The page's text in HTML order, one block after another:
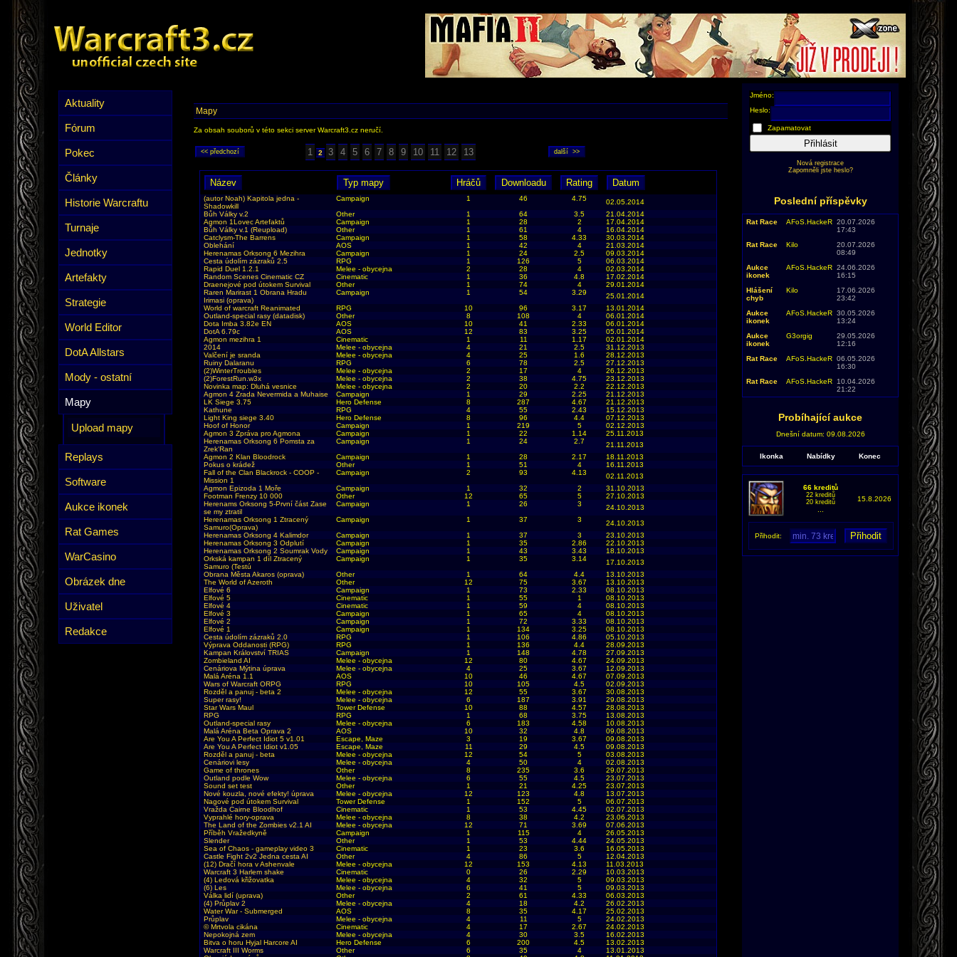
Aktuality
Fórum
Pokec
Články
Historie Warcraftu
Turnaje
Jednotky
Artefakty
Strategie
World Editor
DotA Allstars
Mody - ostatní
Mapy
Upload mapy
Replays
Software
Aukce ikonek
Rat Games
WarCasino
Obrázek dne
Uživatel
Redakce
Mapy
Za obsah souborů v této sekci server Warcraft3.cz neručí.
1 2 3 4 5 6 7 8 9 10 11 12 13
(autor Noah) Kapitola jedna -
Shadowkill
Campaign 1 46 4.75
02.05.2014
Bůh Války v.2
Other 1 64 3.5
21.04.2014
Agmon 1Lovec Artefaktů
Campaign 1 28 2
17.04.2014
Bůh Války v.1 (Reupload)
Other 1 61 4
16.04.2014
Catclysm-The Barrens
Campaign 1 58 4.33
30.03.2014
Oblehání
AOS 1 42 4
21.03.2014
Herenamas Orksong 6 Mezihra
Campaign 1 24 2.5
09.03.2014
Cesta údolím zázraků 2.5
RPG 1 126 5
06.03.2014
Rapid Duel 1.2.1
Melee - obycejna 2 28 4
02.03.2014
Random Scenes Cinematic CZ
Cinematic 1 36 4.8
17.02.2014
Draenejové pod útokem Survival
Other 1 74 4
29.01.2014
Raren Marirast 1 Obrana Hradu
Irimasi (oprava)
Campaign 1 54 3.29
25.01.2014
World of warcraft Reanimated
RPG 10 96 3.17
13.01.2014
Outland-special rasy (datadisk)
Other 8 108 4
06.01.2014
Dota Imba 3.82e EN
AOS 10 41 2.33
06.01.2014
DotA 6.79c
AOS 12 83 3.25
05.01.2014
Agmon mezihra 1
Cinematic 1 11 1.17
02.01.2014
2014
Melee - obycejna 4 21 2.5
31.12.2013
Valčení je sranda
Melee - obycejna 4 25 1.6
28.12.2013
Ruiny Dalaranu
RPG 6 78 2.5
27.12.2013
(2)WinterTroubles
Melee - obycejna 2 17 4
26.12.2013
(2)ForestRun.w3x
Melee - obycejna 2 38 4.75
23.12.2013
Novinka map: Dluhá vesnice
Melee - obycejna 2 20 2.2
22.12.2013
Agmon 4 Zrada Nevermida a Muhaise
Campaign 1 29 2.25
21.12.2013
LK Siege 3.75
Hero Defense 8 287 4.67
21.12.2013
Kathune
RPG 4 55 2.43
15.12.2013
Light King siege 3.40
Hero Defense 8 96 4.4
07.12.2013
Hoof of Honor
Campaign 1 219 5
02.12.2013
Agmon 3 Zpráva pro Agmona
Campaign 1 22 1.14
25.11.2013
Herenamas Orksong 6 Pomsta za
Zrek'Ran
Campaign 1 24 2.7
21.11.2013
Agmon 2 Klan Bloodrock
Campaign 1 28 2.17
18.11.2013
Pokus o krádež
Other 1 51 4
16.11.2013
Fall of the Clan Blackrock - COOP -
Mission 1
Campaign 2 93 4.13
02.11.2013
Agmon Epizoda 1 Moře
Campaign 1 32 2
31.10.2013
Footman Frenzy 10 000
Other 12 65 5
27.10.2013
Herenams Orksong 5-První část Zase
se my ztratil
Campaign 1 26 3
24.10.2013
Herenamas Orksong 1 Ztracený
Samuro(Oprava)
Campaign 1 37 3
24.10.2013
Herenamas Orksong 4 Kalimdor
Campaign 1 37 3
23.10.2013
Herenamas Orksong 3 Odplutí
Campaign 1 35 2.86
22.10.2013
Herenamas Orksong 2 Soumrak Vody
Campaign 1 43 3.43
18.10.2013
Orkská kampan 1 díl Ztracený
Samuro (Testú
Campaign 1 35 3.14
17.10.2013
Obrana Města Akaros (oprava)
Other 1 64 4.4
13.10.2013
The World of Azeroth
Other 12 75 3.67
13.10.2013
Elfové 6
Campaign 1 73 2.33
08.10.2013
Elfové 5
Cinematic 1 55 1
08.10.2013
Elfové 4
Cinematic 1 59 4
08.10.2013
Elfové 3
Campaign 1 65 4
08.10.2013
Elfové 2
Campaign 1 72 3.33
08.10.2013
Elfové 1
Campaign 1 134 3.25
08.10.2013
Cesta údolím zázraků 2.0
RPG 1 106 4.86
05.10.2013
Výprava Oddanosti (RPG)
RPG 1 136 4.4
28.09.2013
Kampan Království TRIAS
Campaign 1 148 4.78
27.09.2013
Zombieland AI
Melee - obycejna 12 80 4.67
24.09.2013
Cenáriova Mýtina úprava
Melee - obycejna 4 25 3.67
12.09.2013
Malá Aréna 1.1
AOS 10 46 4.67
07.09.2013
Wars of Warcraft ORPG
RPG 10 105 4.5
02.09.2013
Rozděl a panuj - beta 2
Melee - obycejna 12 55 3.67
30.08.2013
Super rasy!
Melee - obycejna 6 187 3.91
29.08.2013
Star Wars Maul
Tower Defense 10 88 4.57
28.08.2013
RPG
RPG 1 68 3.75
13.08.2013
Outland-special rasy
Melee - obycejna 6 183 4.58
10.08.2013
Malá Aréna Beta Oprava 2
AOS 10 32 4.8
09.08.2013
Are You A Perfect Idiot 5 v1.01
Escape, Maze 3 19 3.67
09.08.2013
Are You A Perfect Idiot v1.05
Escape, Maze 11 29 4.5
09.08.2013
Rozděl a panuj - beta
Melee - obycejna 12 54 5
03.08.2013
Cenáriovi lesy
Melee - obycejna 4 50 4
02.08.2013
Game of thrones
Other 8 235 3.6
29.07.2013
Outland podle Wow
Melee - obycejna 6 55 4.5
23.07.2013
Sound set test
Other 1 21 4.25
23.07.2013
Nové kouzla, nové efekty! úprava
Melee - obycejna 12 123 4.8
13.07.2013
Nagové pod útokem Survival
Tower Defense 1 152 5
06.07.2013
Vražda Cairne Bloodhof
Cinematic 1 53 4.45
02.07.2013
Vyprahlé hory-oprava
Melee - obycejna 8 38 4.2
23.06.2013
The Land of the Zombies v2.1 AI
Melee - obycejna 12 71 3.69
07.06.2013
Příběh Vražedkyně
Campaign 1 115 4
26.05.2013
Slender
Other 1 53 4.44
24.05.2013
Sea of Chaos - gameplay video 3
Cinematic 1 23 3.6
16.05.2013
Castle Fight 2v2 Jedna cesta AI
Other 4 86 5
12.04.2013
(12) Dračí hora v Ashenvale
Melee - obycejna 12 153 4.13
11.03.2013
Warcraft 3 Harlem shake
Cinematic 0 26 2.29
10.03.2013
(4) Ledová křižovatka
Melee - obycejna 4 32 5
09.03.2013
(6) Les
Melee - obycejna 6 41 5
09.03.2013
Válka lidí (uprava)
Other 2 61 4.33
06.03.2013
(4) Průplav 2
Melee - obycejna 4 18 4.2
26.02.2013
Water War - Submerged
AOS 8 35 4.17
25.02.2013
Průplav
Melee - obycejna 4 11 5
24.02.2013
© Mrtvola cikána
Cinematic 4 17 2.67
24.02.2013
Nepokojná zem
Melee - obycejna 4 30 3.5
16.02.2013
Bitva o horu Hyjal Harcore AI
Hero Defense 6 200 4.5
13.02.2013
Warcraft III Worms
Other 6 35 4
13.01.2013
Jméno:
Heslo:
Zapamatovat
Přihlásit
Nová registrace
Zapomněli jste heslo?
Poslední příspěvky
Rat Race AFoS.HackeR 20.07.2026
17:43
Rat Race
Kilo
20.07.2026
08:49
Aukce
ikonek
AFoS.HackeR 24.06.2026
16:15
Hlášení
chyb
Kilo
17.06.2026
23:42
Aukce
ikonek
AFoS.HackeR 30.05.2026
13:24
Aukce
ikonek
G3orgig
29.05.2026
12:16
Rat Race
AFoS.HackeR 06.05.2026
16:30
Rat Race
AFoS.HackeR
10.04.2026
21:22
Probíhající aukce
Dnešní datum: 09.08.2026
Ikonka Nabídky Konec
66 kreditů
22 kreditů
20 kreditů
15.8.2026
Přihodit: